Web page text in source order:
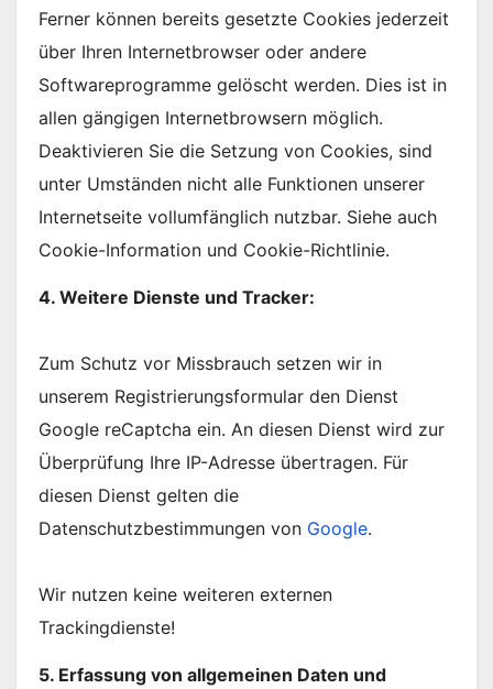
Ferner können bereits gesetzte Cookies jederzeit
über Ihren Internetbrowser oder andere
Softwareprogramme gelöscht werden. Dies ist in
allen gängigen Internetbrowsern möglich.
Deaktivieren Sie die Setzung von Cookies, sind
unter Umständen nicht alle Funktionen unserer
Internetseite vollumfänglich nutzbar. Siehe auch
Cookie-Information und Cookie-Richtlinie.
4. Weitere Dienste und Tracker:
Zum Schutz vor Missbrauch setzen wir in
unserem Registrierungsformular den Dienst
Google reCaptcha ein. An diesen Dienst wird zur
Überprüfung Ihre IP-Adresse übertragen. Für
diesen Dienst gelten die
Datenschutzbestimmungen von Google.
Wir nutzen keine weiteren externen
Trackingdienste!
5. Erfassung von allgemeinen Daten und